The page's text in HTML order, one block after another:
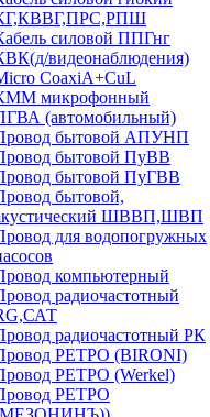
силовой ППГнг
видеонаблюдения)
CoaxiA+CuL
микрофонный
(автомобильный)
бытовой АПУНП
бытовой ПуВВ
бытовой ПуГВВ
бытовой,
ШВВП,ШВП
для водопогружных
компьютерный
радиочастотный
радиочастотный РК
РЕТРО (BIRONI)
РЕТРО (Werkel)
РЕТРО